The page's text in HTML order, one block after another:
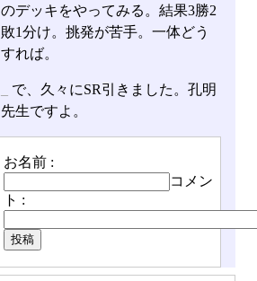
のデッキをやってみる。結果3勝2
敗1分け。挑発が苦手。一体どう
すれば。
で、久々にSR引きました。孔明
先生ですよ。
お名前 :
コメン
ト :